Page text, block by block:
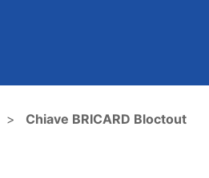
Chiave BRICARD Bloctout